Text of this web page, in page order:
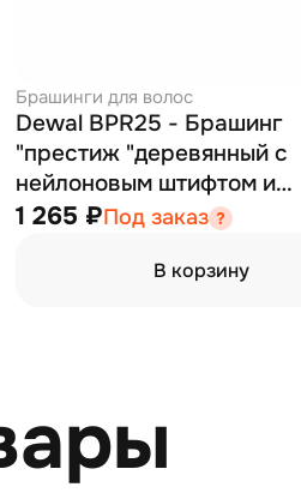
Брашинги для волос
Dewal BPR25 - Брашинг
"престиж "деревянный с
нейлоновым штифтом и
натуральной щетиной с
1 265 ₽Под заказ
В корзину